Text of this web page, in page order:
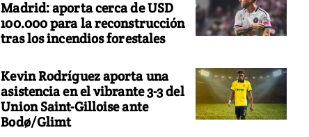
Madrid: aporta cerca de USD
100.000 para la reconstrucción
tras los incendios forestales
Kevin Rodríguez aporta una
asistencia en el vibrante 3-3 del
Union Saint-Gilloise ante
Bodø/Glimt